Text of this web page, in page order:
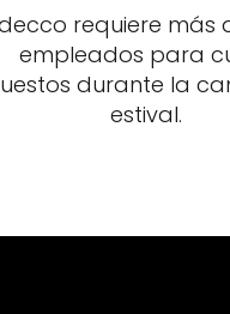
requiere más
empleados para
durante la
estival.